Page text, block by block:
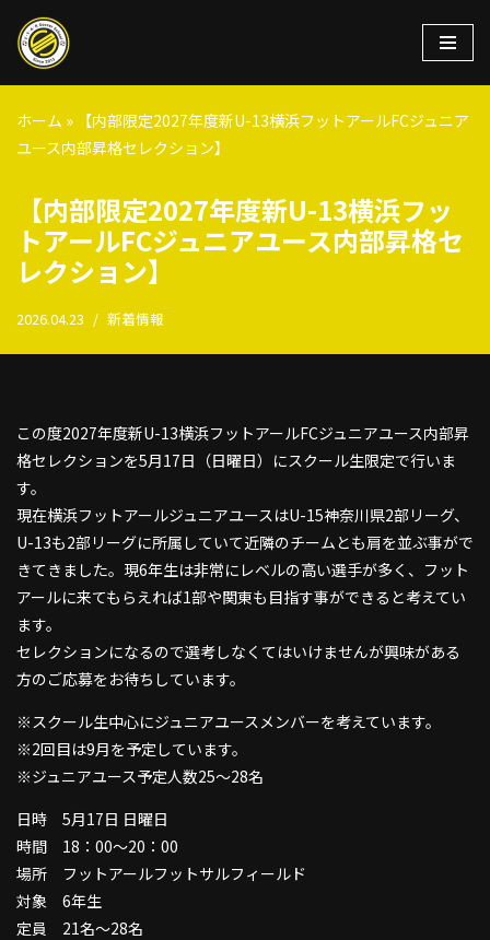
コ
ン
テ
ン
キ
ッ
ホーム » 【内部限定2027年度新U-13横浜フットアールFCジュニア
ユース内部昇格セレクション】
【内部限定2027年度新U-13横浜フッ
トアールFCジュニアユース内部昇格セ
レクション】
2026.04.23 新着情報
この度2027年度新U-13横浜フットアールFCジュニアユース内部昇
格セレクションを5月17日（日曜日）にスクール生限定で行いま
す。
現在横浜フットアールジュニアユースはU-15神奈川県2部リーグ、
U-13も2部リーグに所属していて近隣のチームとも肩を並ぶ事がで
きてきました。現6年生は非常にレベルの高い選手が多く、フット
アールに来てもらえれば1部や関東も目指す事ができると考えてい
ます。
セレクションになるので選考しなくてはいけませんが興味がある
方のご応募をお待ちしています。
※スクール生中心にジュニアユースメンバーを考えています。
※2回目は9月を予定しています。
※ジュニアユース予定人数25〜28名
日時 5月17日 日曜日
時間 18：00〜20：00
場所 フットアールフットサルフィールド
対象 6年生
定員 21名〜28名